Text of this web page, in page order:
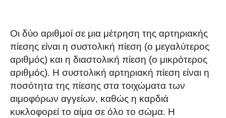
Οι δύο αριθμοί σε μια μέτρηση της αρτηριακής
πίεσης είναι η συστολική πίεση (ο μεγαλύτερος
αριθμός) και η διαστολική πίεση (ο μικρότερος
αριθμός). Η συστολική αρτηριακή πίεση είναι η
ποσότητα της πίεσης στα τοιχώματα των
αιμοφόρων αγγείων, καθώς η καρδιά
κυκλοφορεί το αίμα σε όλο το σώμα. Η